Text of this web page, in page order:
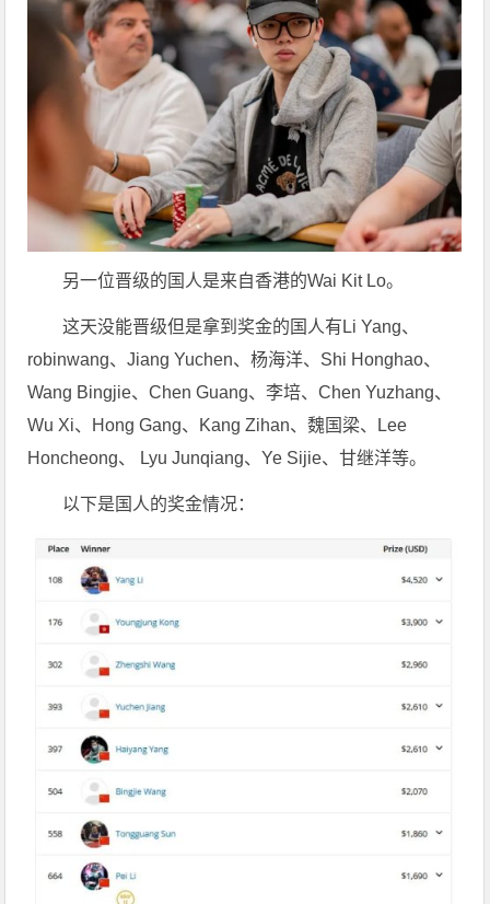
另一位晋级的国人是来自香港的Wai Kit Lo。
这天没能晋级但是拿到奖金的国人有Li Yang、
robinwang、Jiang Yuchen、杨海洋、Shi Honghao、
Wang Bingjie、Chen Guang、李培、Chen Yuzhang、
Wu Xi、Hong Gang、Kang Zihan、魏国梁、Lee
Honcheong、 Lyu Junqiang、Ye Sijie、甘继洋等。
以下是国人的奖金情况：